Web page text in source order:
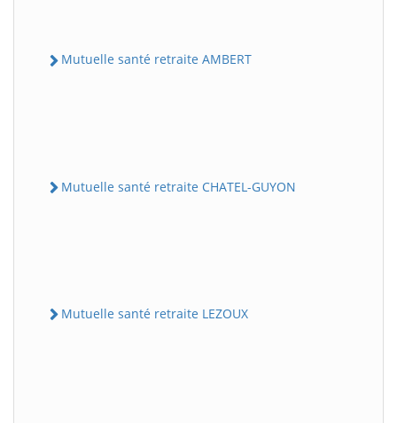
Mutuelle santé retraite AMBERT
Mutuelle santé retraite CHATEL-GUYON
Mutuelle santé retraite LEZOUX